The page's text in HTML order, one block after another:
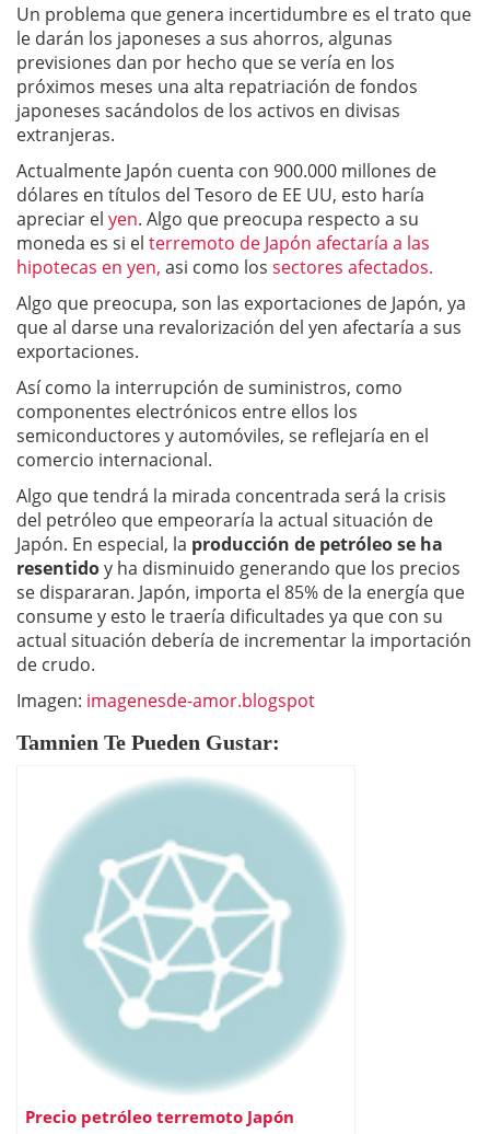
Un problema que genera incertidumbre es el trato que
le darán los japoneses a sus ahorros, algunas
previsiones dan por hecho que se vería en los
próximos meses una alta repatriación de fondos
japoneses sacándolos de los activos en divisas
extranjeras.
Actualmente Japón cuenta con 900.000 millones de
dólares en títulos del Tesoro de EE UU, esto haría
apreciar el yen. Algo que preocupa respecto a su
moneda es si el terremoto de Japón afectaría a las
hipotecas en yen, asi como los sectores afectados.
Algo que preocupa, son las exportaciones de Japón, ya
que al darse una revalorización del yen afectaría a sus
exportaciones.
Así como la interrupción de suministros, como
componentes electrónicos entre ellos los
semiconductores y automóviles, se reflejaría en el
comercio internacional.
Algo que tendrá la mirada concentrada será la crisis
del petróleo que empeoraría la actual situación de
Japón. En especial, la producción de petróleo se ha
resentidoy ha disminuido generando que los precios
se dispararan. Japón, importa el 85% de la energía que
consume y esto le traería dificultades ya que con su
actual situación debería de incrementar la importación
de crudo.
Imagen: imagenesde-amor.blogspot
Tamnien Te Pueden Gustar:
Precio petróleo terremoto Japón